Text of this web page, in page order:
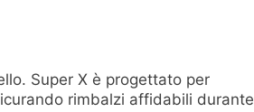
Super X è progettato per
rimbalzi affidabili durante